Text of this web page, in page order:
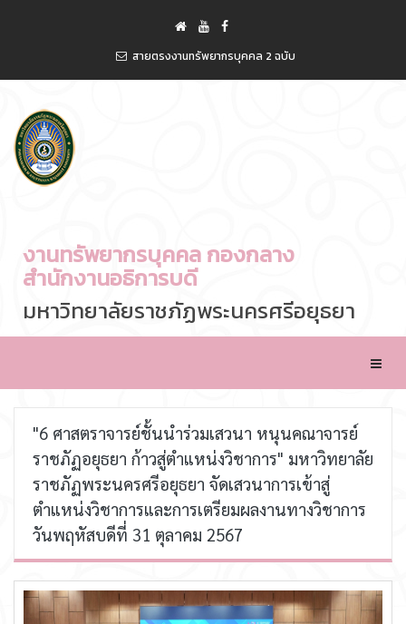
สายตรงงานทรัพยากรบุคคล 2 ฉบับ
งานทรัพยากรบุคคล กองกลาง
สำนักงานอธิการบดี
มหาวิทยาลัยราชภัฏพระนครศรีอยุธยา
"6 ศาสตราจารย์ชั้นนำร่วมเสวนา หนุนคณาจารย์
ราชภัฏอยุธยา ก้าวสู่ตำแหน่งวิชาการ" มหาวิทยาลัย
ราชภัฏพระนครศรีอยุธยา จัดเสวนาการเข้าสู่
ตำแหน่งวิชาการและการเตรียมผลงานทางวิชาการ
วันพฤหัสบดีที่ 31 ตุลาคม 2567